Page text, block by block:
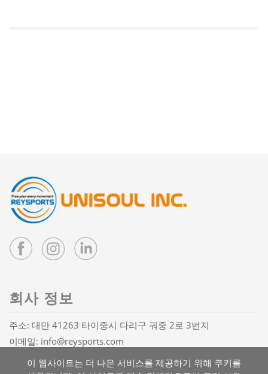
이 웹사이트는 더 나은 서비스를 제공하기 위해 쿠키를
회사 정보
주소: 대만 41263 타이중시 다리구 궈중 2로 3번지
이메일: info@reysports.com
전화: +886-4-24068688